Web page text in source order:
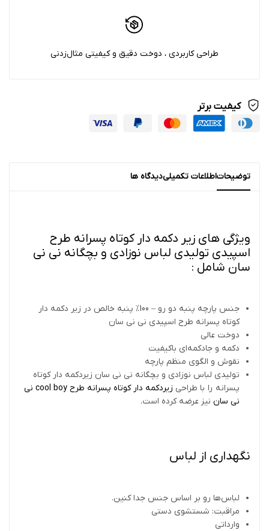
طراحی کاربردی ، دوخت دقیق و کیفیتی مثال‌زدنی
کیفیت برتر
توضیحاتاطلاعات تکمیلیدیدگاه ها
ویژگی های زیر دکمه دار کوتاه پسرانه طرح
اسپیدی تولیدی لباس نوزادی و بچگانه نی نی
سان شامل :
جنس پارچه پنبه دو رو – 100% پنبه خالص در زیر دکمه دار
کوتاه پسرانه طرح اسپیدی نی نی سان
دوخت عالی
دکمه و جادکمه‌ای باکیفیت
نقوش و الگوی منظم پارچه
تولیدی لباس نوزادی و بچگانه نی نی سان زیردکمه دار کوتاه
پسرانه را با طراحی
زیردکمه دار کوتاه پسرانه طرح cool boy نی
نی سان نیز عرضه کرده است.
نگهداری از لباس
لباس‌ها رو بر اساس جنس جدا کنین.
مراقبت: شستشوی دستی
وارداتی